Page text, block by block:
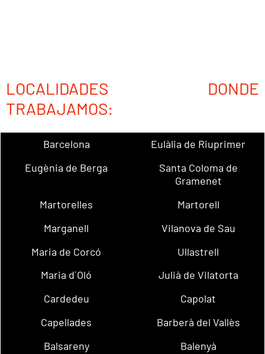
LOCALIDADES DONDE
TRABAJAMOS:
Barcelona
Eulàlia de Riuprimer
Eugènia de Berga
Santa Coloma de
Gramenet
Martorelles
Martorell
Marganell
Vilanova de Sau
Maria de Corcó
Ullastrell
Maria d´Oló
Julià de Vilatorta
Cardedeu
Capolat
Capellades
Barberà del Vallès
Balsareny
Balenyà